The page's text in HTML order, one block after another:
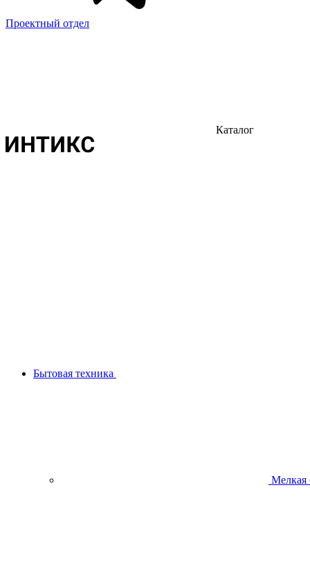
Проектный отдел
Каталог
Бытовая техника
Мелкая